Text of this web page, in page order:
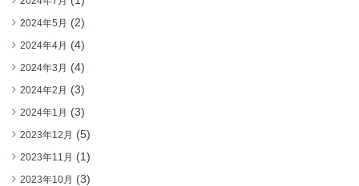
2024年5月 (2)
2024年4月 (4)
2024年3月 (4)
2024年2月 (3)
2024年1月 (3)
2023年12月 (5)
2023年11月 (1)
2023年10月 (3)